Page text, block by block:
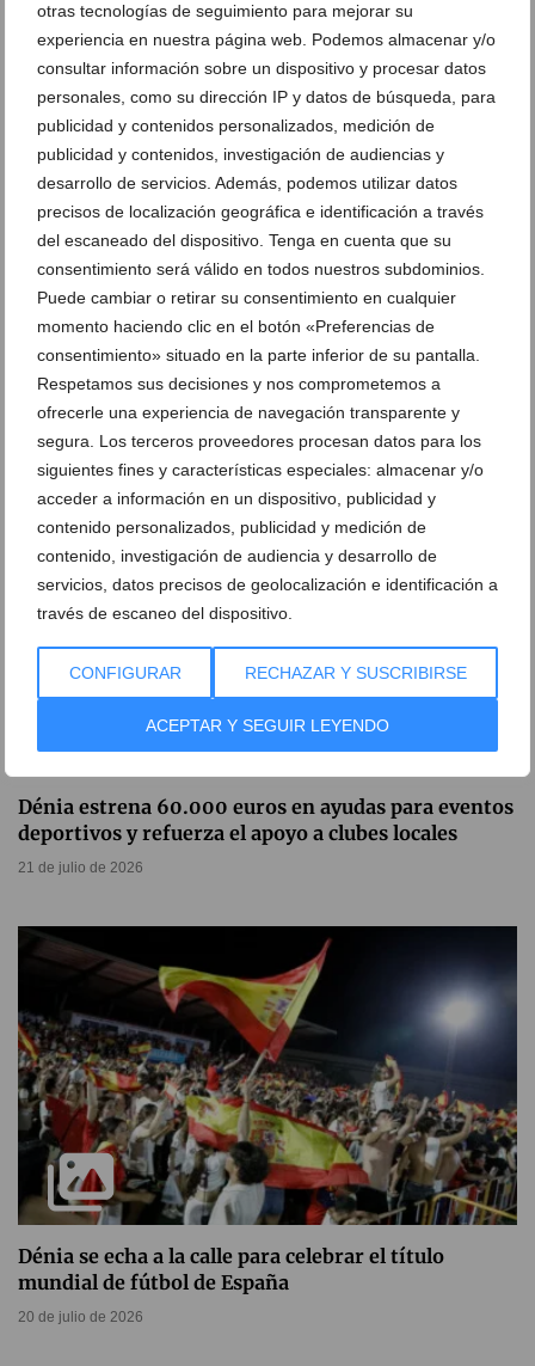
otras tecnologías de seguimiento para mejorar su
experiencia en nuestra página web. Podemos almacenar y/o
consultar información sobre un dispositivo y procesar datos
personales, como su dirección IP y datos de búsqueda, para
publicidad y contenidos personalizados, medición de
publicidad y contenidos, investigación de audiencias y
desarrollo de servicios. Además, podemos utilizar datos
precisos de localización geográfica e identificación a través
del escaneado del dispositivo. Tenga en cuenta que su
consentimiento será válido en todos nuestros subdominios.
Puede cambiar o retirar su consentimiento en cualquier
momento haciendo clic en el botón «Preferencias de
consentimiento» situado en la parte inferior de su pantalla.
Respetamos sus decisiones y nos comprometemos a
ofrecerle una experiencia de navegación transparente y
segura. Los terceros proveedores procesan datos para los
siguientes fines y características especiales: almacenar y/o
acceder a información en un dispositivo, publicidad y
contenido personalizados, publicidad y medición de
contenido, investigación de audiencia y desarrollo de
servicios, datos precisos de geolocalización e identificación a
través de escaneo del dispositivo.
CONFIGURAR RECHAZAR Y SUSCRIBIRSE
ACEPTAR Y SEGUIR LEYENDO
Hito histórico del Club Natació Dénia en el
Campeonato de España Infantil
21 de julio de 2026
Dénia estrena 60.000 euros en ayudas para eventos
deportivos y refuerza el apoyo a clubes locales
21 de julio de 2026
Dénia se echa a la calle para celebrar el título
mundial de fútbol de España
20 de julio de 2026